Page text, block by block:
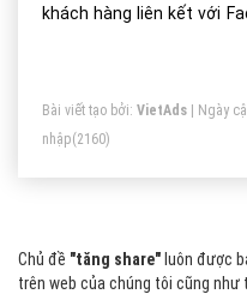
khách hàng liên kết với
Bài viết tạo bởi: VietAds | Ngày
nhập(2160)
Chủ đề "tăng share" luôn được
trên web của chúng tôi cũng như